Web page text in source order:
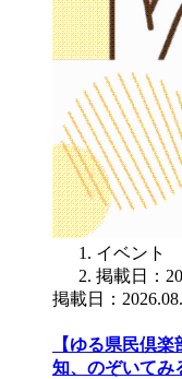
イベント
掲載日：
掲載日：
【ゆる県民倶
知、のぞいてみ